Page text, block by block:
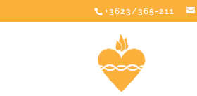
+3623/365-211